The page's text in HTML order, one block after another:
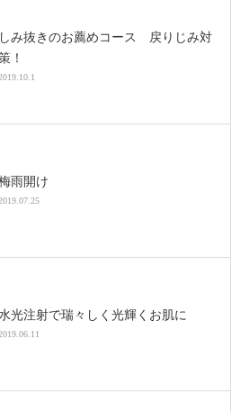
しみ抜きのお薦めコース 戻りじみ対
！
雨開け
光注射で瑞々しく光輝くお肌に